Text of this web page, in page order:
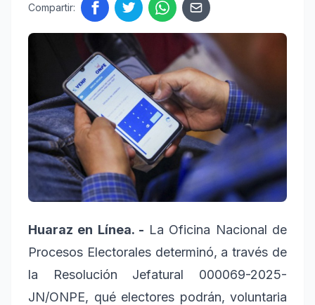
Compartir:
Huaraz en Línea. - La Oficina Nacional de
Procesos Electorales determinó, a través de
la Resolución Jefatural 000069-2025-
JN/ONPE, qué electores podrán, voluntaria